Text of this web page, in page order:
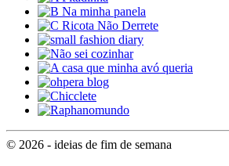
© 2026 - ideias de fim de semana